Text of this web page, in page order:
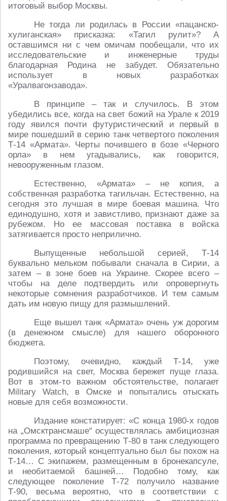
итоговый выбор Москвы.
Не тогда ли родилась в России «пацанско-
хулиганская» присказка: «Тагил рулит»? А
оставшимся ни с чем омичам пообещали, что их
исследовательские и инженерные труды
благодарная Родина не забудет. Обязательно
использует в новых разработках
«Уралвагонзавода».
В принципе – так и случилось. В этом
убедились все, когда на свет божий на Урале к 2019
году явился почти футуристический и первый в
мире пошедший в серию танк четвертого поколения
Т-14 «Армата». Черты почившего в бозе «Черного
орла» в нем угадывались, как говорится,
невооруженным глазом.
Естественно, «Армата» – не копия, а
собственная разработка тагильчан. Естественно, на
сегодня это лучшая в мире боевая машина. Что
единодушно, хотя и завистливо, признают даже за
рубежом. Но ее массовая поставка в войска
затягивается просто неприлично.
Выпущенные небольшой серией, Т-14
буквально мельком побывали сначала в Сирии, а
затем – в зоне боев на Украине. Скорее всего –
чтобы на деле подтвердить или опровергнуть
некоторые сомнения разработчиков. И тем самым
дать им новую пищу для размышлений.
Еще вышел танк «Армата» очень уж дорогим
(в денежном смысле) для нашего оборонного
бюджета.
Поэтому, очевидно, каждый Т-14, уже
родившийся на свет, Москва бережет пуще глаза.
Вот в этом-то важном обстоятельстве, полагает
Military Watch, в Омске и попытались отыскать
новые для себя возможности.
Издание констатирует: «С конца 1980-х годов
на „Омсктрансмаше“ осуществлялась амбициозная
программа по превращению Т-80 в танк следующего
поколения, который концептуально был бы похож на
Т-14… С экипажем, размещенным в бронекапсуле,
и необитаемой башней… Подобно тому, как
следующее поколение Т-72 получило название
Т-90, весьма вероятно, что в соответствии с